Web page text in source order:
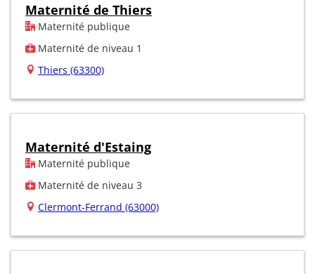
Maternité de Thiers
Maternité publique
Maternité de niveau 1
Thiers (63300)
Maternité d'Estaing
Maternité publique
Maternité de niveau 3
Clermont-Ferrand (63000)